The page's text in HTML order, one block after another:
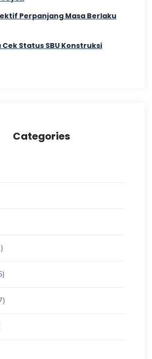
Perpanjang Masa Berlaku
Cek Status SBU Konstruksi
Categories